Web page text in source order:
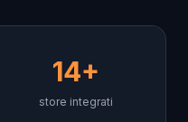
14+
store integrati